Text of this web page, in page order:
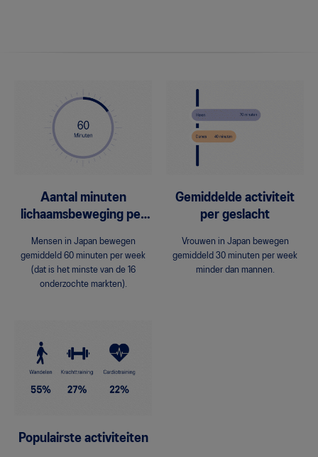
Aantal minuten
lichaamsbeweging per
Mensen in Japan bewegen
gemiddeld 60 minuten per week
(dat is het minste van de 16
onderzochte markten).
Gemiddelde activiteit
per geslacht
Vrouwen in Japan bewegen
gemiddeld 30 minuten per week
minder dan mannen.
Populairste activiteiten